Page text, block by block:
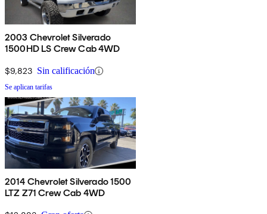
2003 Chevrolet Silverado
1500HD LS Crew Cab 4WD
$9,823 Sin calificación
Se aplican tarifas
2014 Chevrolet Silverado 1500
LTZ Z71 Crew Cab 4WD